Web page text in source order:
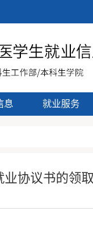
息 就业服务
业协议书的领